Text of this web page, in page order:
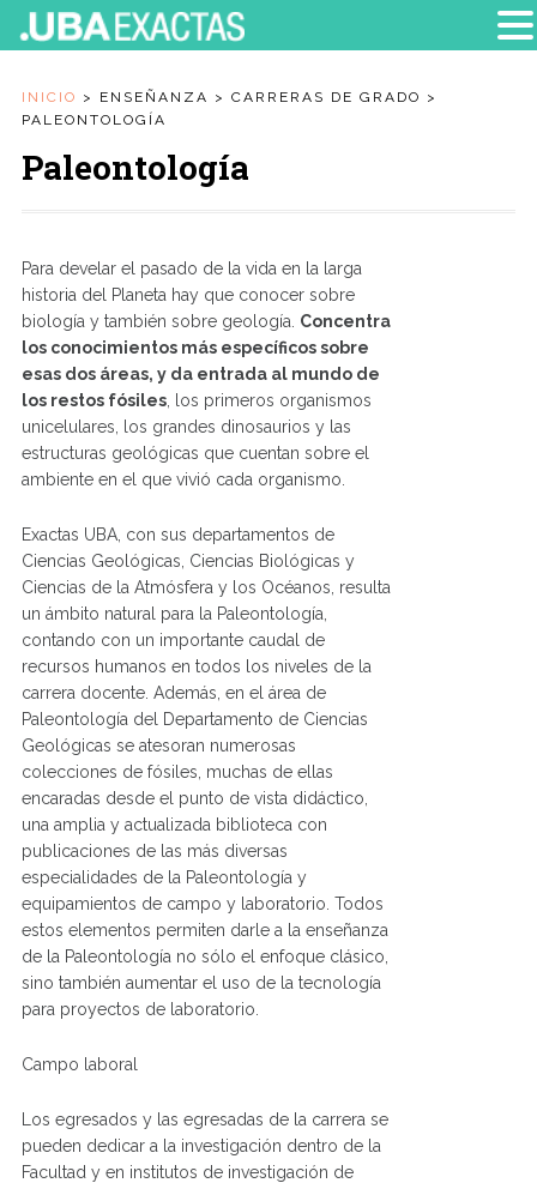
INICIO > ENSEÑANZA > CARRERAS DE GRADO >
PALEONTOLOGÍA
Paleontología
Para develar el pasado de la vida en la larga
historia del Planeta hay que conocer sobre
biología y también sobre geología. Concentra
los conocimientos más específicos sobre
esas dos áreas, y da entrada al mundo de
los restos fósiles, los primeros organismos
unicelulares, los grandes dinosaurios y las
estructuras geológicas que cuentan sobre el
ambiente en el que vivió cada organismo.
Exactas UBA, con sus departamentos de
Ciencias Geológicas, Ciencias Biológicas y
Ciencias de la Atmósfera y los Océanos, resulta
un ámbito natural para la Paleontología,
contando con un importante caudal de
recursos humanos en todos los niveles de la
carrera docente. Además, en el área de
Paleontología del Departamento de Ciencias
Geológicas se atesoran numerosas
colecciones de fósiles, muchas de ellas
encaradas desde el punto de vista didáctico,
una amplia y actualizada biblioteca con
publicaciones de las más diversas
especialidades de la Paleontología y
equipamientos de campo y laboratorio. Todos
estos elementos permiten darle a la enseñanza
de la Paleontología no sólo el enfoque clásico,
sino también aumentar el uso de la tecnología
para proyectos de laboratorio.
Campo laboral
Los egresados y las egresadas de la carrera se
pueden dedicar a la investigación dentro de la
Facultad y en institutos de investigación de